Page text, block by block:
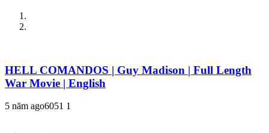
HELL COMANDOS | Guy Madison | Full Length
War Movie | English
5 năm ago6051 1